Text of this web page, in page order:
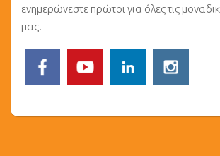
ενημερώνεστε πρώτοι για όλες τις
μας.